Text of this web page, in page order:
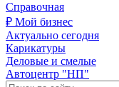
Справочная
₽ Мой бизнес
Актуально сегодня
Карикатуры
Деловые и смелые
Автоцентр "НП"